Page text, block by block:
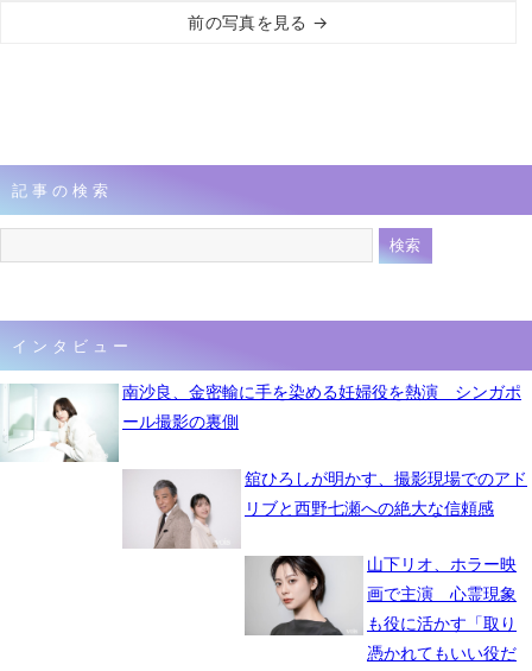
前の写真を見る →
記事の検索
インタビュー
南沙良、金密輸に手を染める妊婦役を熱演 シンガポ
ール撮影の裏側
舘ひろしが明かす、撮影現場でのアド
リブと西野七瀬への絶大な信頼感
山下リオ、ホラー映
画で主演 心霊現象
も役に活かす「取り
憑かれてもいい役だ